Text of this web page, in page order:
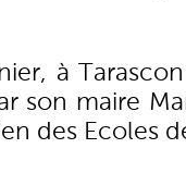
à
son maire
des Ecoles